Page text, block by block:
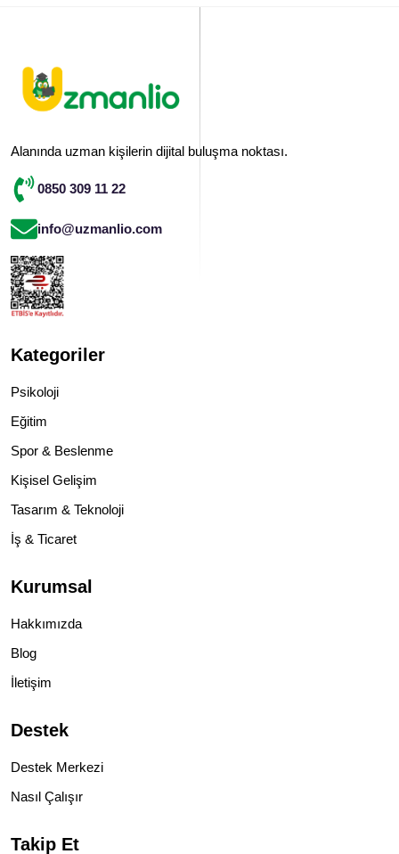
Alanında uzman kişilerin dijital buluşma noktası.
0850 309 11 22
info@uzmanlio.com
Kategoriler
Psikoloji
Eğitim
Spor & Beslenme
Kişisel Gelişim
Tasarım & Teknoloji
İş & Ticaret
Kurumsal
Hakkımızda
Blog
İletişim
Destek
Destek Merkezi
Nasıl Çalışır
Takip Et